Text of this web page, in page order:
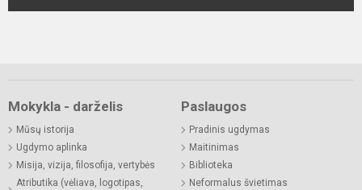
Mokykla - darželis
Mūsų istorija
Ugdymo aplinka
Misija, vizija, filosofija, vertybės
Atributika (vėliava, logotipas,
Paslaugos
Pradinis ugdymas
Maitinimas
Biblioteka
Neformalus švietimas